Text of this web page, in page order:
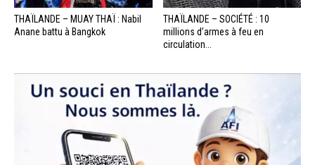
THAÏLANDE – MUAY THAÏ : Nabil
Anane battu à Bangkok
THAÏLANDE – SOCIÉTÉ : 10
millions d’armes à feu en
circulation...